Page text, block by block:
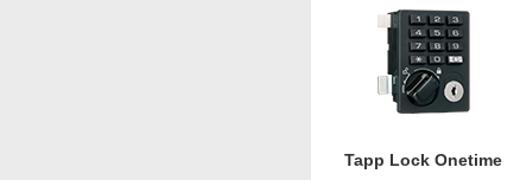
Tapp Lock Onetime